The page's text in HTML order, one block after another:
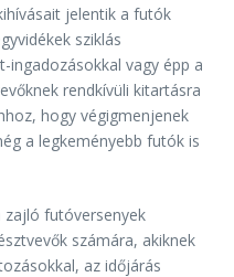
jelentik a futók
sziklás
ingadozásokkal vagy épp a
rendkívüli kitartásra
hogy végigmenjenek
a legkeményebb futók is
zajló futóversenyek
számára, akiknek
az időjárás